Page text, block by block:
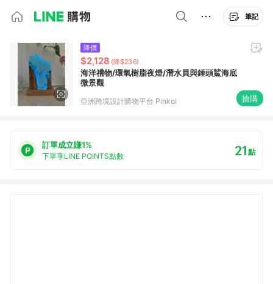
筆記
降價
$2,128 (降$236)
海洋禮物/環氧樹脂夜燈/潛水員與錘頭鯊海底
微景觀
亞洲跨境設計購物平台 Pinkoi 搶購
訂單成立賺1%
下單享LINE POINTS點數 21點